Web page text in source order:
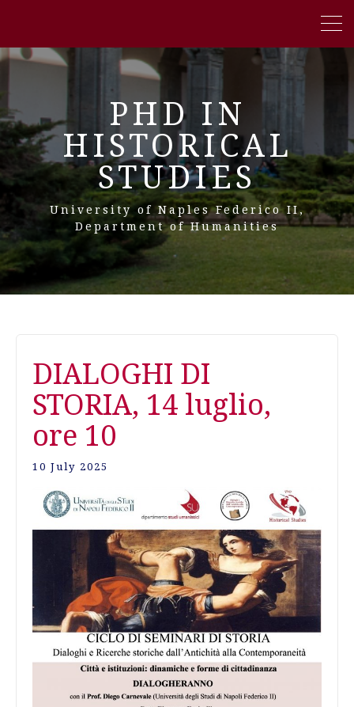
PHD IN
HISTORICAL
STUDIES
University of Naples Federico II,
Department of Humanities
DIALOGHI DI
STORIA, 14 luglio,
ore 10
10 July 2025